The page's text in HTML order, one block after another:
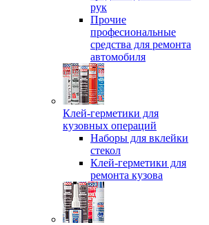
рук
Прочие
професиональные
средства для ремонта
автомобиля
Клей-герметики для
кузовных операций
Наборы для вклейки
стекол
Клей-герметики для
ремонта кузова